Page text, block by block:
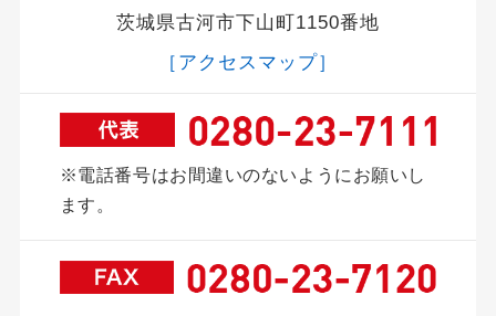
茨城県古河市下山町1150番地
［アクセスマップ］
※電話番号はお間違いのないようにお願いし
ます。